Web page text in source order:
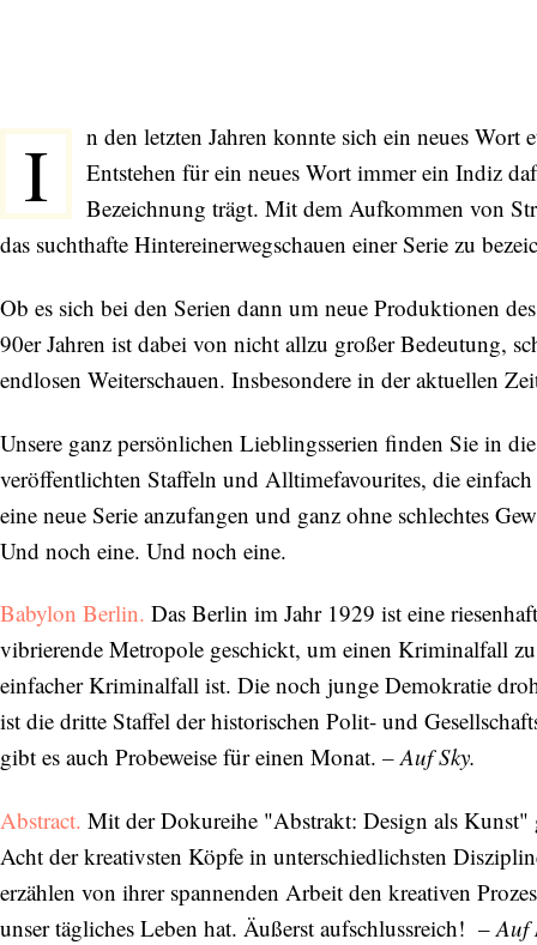
I
n den letzten Jahren konnte sich ein neues
Entstehen für ein neues Wort immer ein Indiz
Bezeichnung trägt. Mit dem Aufkommen von
das suchthafte Hintereinerwegschauen einer Serie zu
Ob es sich bei den Serien dann um neue Produktionen
90er Jahren ist dabei von nicht allzu großer Bedeutung,
endlosen Weiterschauen. Insbesondere in der aktuellen
Unsere ganz persönlichen Lieblingsserien finden Sie in
veröffentlichten Staffeln und Alltimefavourites, die
eine neue Serie anzufangen und ganz ohne schlechtes
Und noch eine. Und noch eine.
Babylon Berlin. Das Berlin im Jahr 1929 ist eine
vibrierende Metropole geschickt, um einen Kriminalfall
einfacher Kriminalfall ist. Die noch junge Demokratie
ist die dritte Staffel der historischen Polit- und
gibt es auch Probeweise für einen Monat. – Auf Sky.
Abstract. Mit der Dokureihe "Abstrakt: Design als
Acht der kreativsten Köpfe in unterschiedlichsten
erzählen von ihrer spannenden Arbeit den kreativen
unser tägliches Leben hat. Äußerst aufschlussreich! –Auf